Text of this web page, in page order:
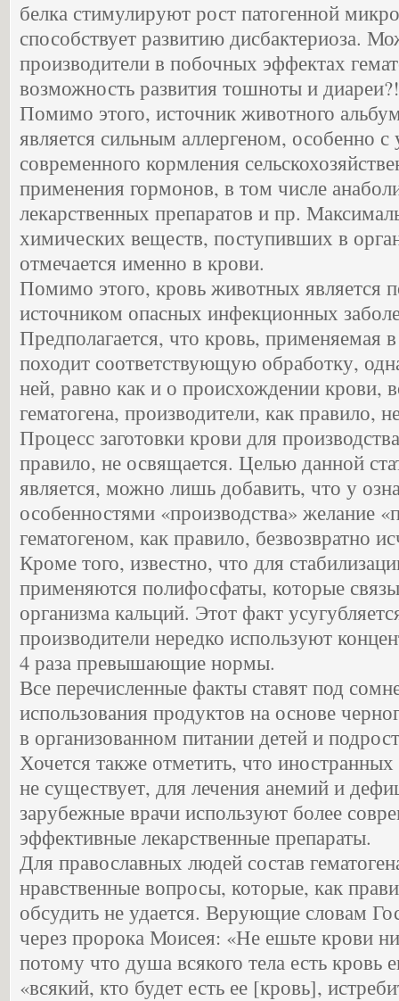
белка стимулируют рост патогенной
способствует развитию дисбактериоза.
производители в побочных эффектах
возможность развития тошноты и диареи?!
Помимо этого, источник животного
является сильным аллергеном, особенно
современного кормления
применения гормонов, в том числе
лекарственных препаратов и пр.
химических веществ, поступивших в
отмечается именно в крови.
Помимо этого, кровь животных является
источником опасных инфекционных
Предполагается, что кровь, применяемая
походит соответствующую обработку,
ней, равно как и о происхождении крови,
гематогена, производители, как правило,
Процесс заготовки крови для
правило, не освящается. Целью данной
является, можно лишь добавить, что у
особенностями «производства» желание
гематогеном, как правило, безвозвратно
Кроме того, известно, что для
применяются полифосфаты, которые
организма кальций. Этот факт
производители нередко используют
4 раза превышающие нормы.
Все перечисленные факты ставят под
использования продуктов на основе
в организованном питании детей и
Хочется также отметить, что иностранных
не существует, для лечения анемий и
зарубежные врачи используют более
эффективные лекарственные препараты.
Для православных людей состав
нравственные вопросы, которые, как
обсудить не удается. Верующие словам
через пророка Моисея: «Не ешьте крови ни
потому что душа всякого тела есть кровь
«всякий, кто будет есть ее [кровь],